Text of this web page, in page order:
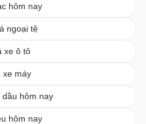
hôm nay
ngoại tệ
xe ô tô
xe máy
dầu hôm nay
hôm nay